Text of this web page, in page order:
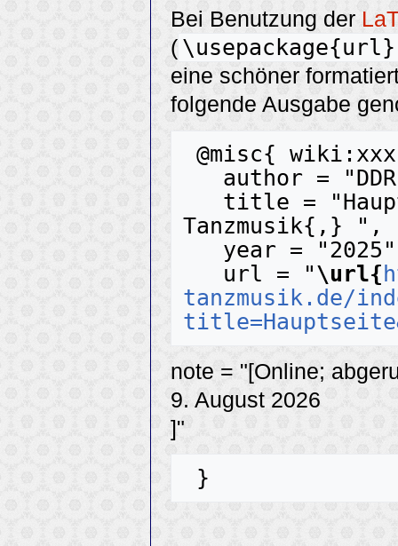
Bei Benutzung der
( \usepackage{url}
eine schöner
folgende Ausgabe
Tanzmusik{,} ",
   url = "
\url{
tanzmusik.de/
note = "[Online;
9. August 2026
]"